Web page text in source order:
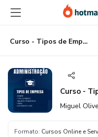
para
conteúdo
principal
para
pagamento
para
rodapé
Curso - Tipos de Empresa
Curso -
Miguel
Formato: Cursos Online e